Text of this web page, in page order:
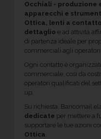
Occhiali - produzione
apparecchi e
Ottica, lenti a
dettaglio e ad attività
di partenza ideale per
commerciali agli
Ogni contatto è
commerciale, così da
operatori qualificati del
up.
Su richiesta, Bancomail
dedicate per mettere a
supportare le tue azioni
Ottica.